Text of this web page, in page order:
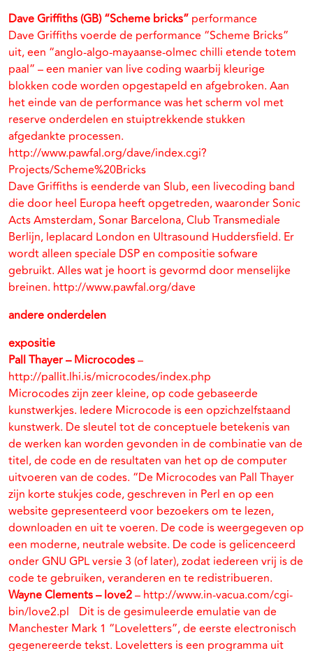
Dave Griffiths (GB) “Scheme bricks” performance
Dave Griffiths voerde de performance “Scheme Bricks”
uit, een “anglo-algo-mayaanse-olmec chilli etende totem
paal” – een manier van live coding waarbij kleurige
blokken code worden opgestapeld en afgebroken. Aan
het einde van de performance was het scherm vol met
reserve onderdelen en stuiptrekkende stukken
afgedankte processen.
http://www.pawfal.org/dave/index.cgi?
Projects/Scheme%20Bricks
Dave Griffiths is eenderde van Slub, een livecoding band
die door heel Europa heeft opgetreden, waaronder Sonic
Acts Amsterdam, Sonar Barcelona, Club Transmediale
Berlijn, leplacard London en Ultrasound Huddersfield. Er
wordt alleen speciale DSP en compositie sofware
gebruikt. Alles wat je hoort is gevormd door menselijke
breinen. http://www.pawfal.org/dave
andere onderdelen
expositie
Pall Thayer – Microcodes–
http://pallit.lhi.is/microcodes/index.php
Microcodes zijn zeer kleine, op code gebaseerde
kunstwerkjes. Iedere Microcode is een opzichzelfstaand
kunstwerk. De sleutel tot de conceptuele betekenis van
de werken kan worden gevonden in de combinatie van de
titel, de code en de resultaten van het op de computer
uitvoeren van de codes. “De Microcodes van Pall Thayer
zijn korte stukjes code, geschreven in Perl en op een
website gepresenteerd voor bezoekers om te lezen,
downloaden en uit te voeren. De code is weergegeven op
een moderne, neutrale website. De code is gelicenceerd
onder GNU GPL versie 3 (of later), zodat iedereen vrij is de
code te gebruiken, veranderen en te redistribueren.
Wayne Clements – love2– http://www.in-vacua.com/cgi-
bin/love2.pl Dit is de gesimuleerde emulatie van de
Manchester Mark 1 “Loveletters”, de eerste electronisch
gegenereerde tekst. Loveletters is een programma uit